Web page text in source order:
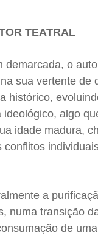
TEATRAL
o
sua vertente de
histórico,
algo
idade madura,
a
numa transição
de